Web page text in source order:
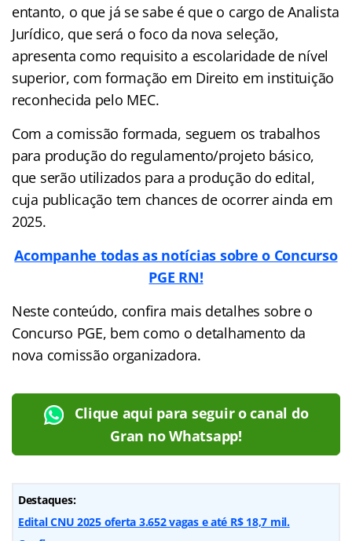
entanto, o que já se sabe é que o cargo de Analista
Jurídico, que será o foco da nova seleção,
apresenta como requisito a escolaridade de nível
superior, com formação em Direito em instituição
reconhecida pelo MEC.
Com a comissão formada, seguem os trabalhos
para produção do regulamento/projeto básico,
que serão utilizados para a produção do edital,
cuja publicação tem chances de ocorrer ainda em
2025.
Acompanhe todas as notícias sobre o Concurso
PGE RN!
Neste conteúdo, confira mais detalhes sobre o
Concurso PGE, bem como o detalhamento da
nova comissão organizadora.
Clique aqui para seguir o canal do
Gran no Whatsapp!
Destaques:
Edital CNU 2025 oferta 3.652 vagas e até R$ 18,7 mil.